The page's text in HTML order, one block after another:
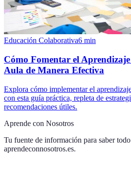
Educación Colaborativa6 min
Cómo Fomentar el
Aula de Manera Efectiva
Explora cómo implementar el
con esta guía práctica, repleta de
recomendaciones útiles.
Aprende con Nosotros
Tu fuente de información para saber
aprendeconnosotros.es.